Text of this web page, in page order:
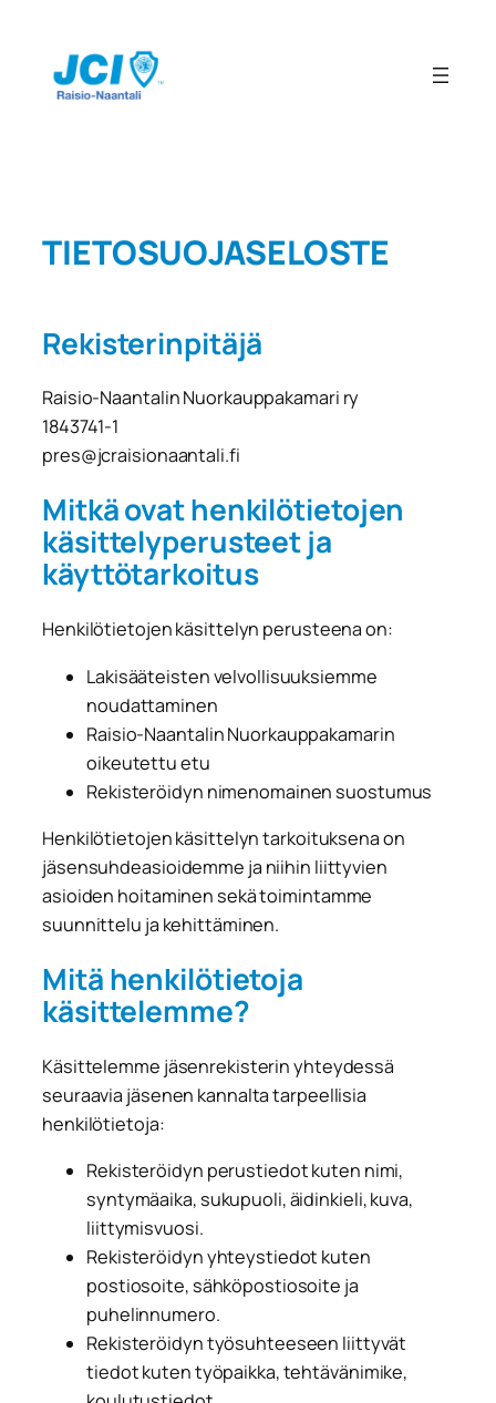
sisältöön
TIETOSUOJASELOSTE
Rekisterinpitäjä
Raisio-Naantalin Nuorkauppakamari ry
1843741-1
pres@jcraisionaantali.fi
Mitkä ovat henkilötietojen
käsittelyperusteet ja
käyttötarkoitus
Henkilötietojen käsittelyn perusteena on:
Lakisääteisten velvollisuuksiemme
noudattaminen
Raisio-Naantalin Nuorkauppakamarin
oikeutettu etu
Rekisteröidyn nimenomainen suostumus
Henkilötietojen käsittelyn tarkoituksena on
jäsensuhdeasioidemme ja niihin liittyvien
asioiden hoitaminen sekä toimintamme
suunnittelu ja kehittäminen.
Mitä henkilötietoja
käsittelemme?
Käsittelemme jäsenrekisterin yhteydessä
seuraavia jäsenen kannalta tarpeellisia
henkilötietoja:
Rekisteröidyn perustiedot kuten nimi,
syntymäaika, sukupuoli, äidinkieli, kuva,
liittymisvuosi.
Rekisteröidyn yhteystiedot kuten
postiosoite, sähköpostiosoite ja
puhelinnumero.
Rekisteröidyn työsuhteeseen liittyvät
tiedot kuten työpaikka, tehtävänimike,